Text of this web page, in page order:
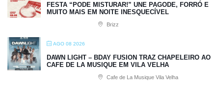
FESTA “PODE MISTURAR!” UNE PAGODE, FORRÓ E
MUITO MAIS EM NOITE INESQUECÍVEL
Brizz
AGO 08 2026
DAWN LIGHT – BDAY FUSION TRAZ CHAPELEIRO AO
CAFE DE LA MUSIQUE EM VILA VELHA
Cafe de La Musique Vila Velha